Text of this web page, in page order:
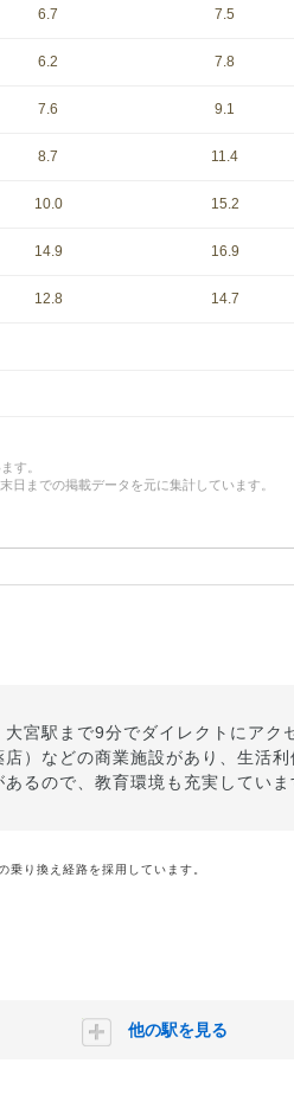
6.7 7.5
6.2 7.8
7.6 9.1
8.7 11.4
10.0 15.2
14.9 16.9
12.8 14.7
す。
日までの掲載データを元に集計しています。
宮駅まで9分でダイレクトにアク
）などの商業施設があり、生活利
るので、教育環境も充実していま
り換え経路を採用しています。
他の駅を見る